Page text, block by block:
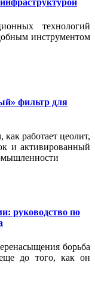
технологий
инструментом
фильтр для
работает цеолит,
и активированный
руководство по
борьба
еще до того, как он